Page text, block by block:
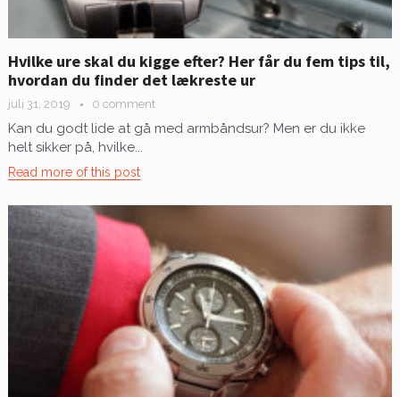
Hvilke ure skal du kigge efter? Her får du fem tips til,
hvordan du finder det lækreste ur
juli 31, 2019 0 comment
Kan du godt lide at gå med armbåndsur? Men er du ikke
helt sikker på, hvilke...
Read more of this post